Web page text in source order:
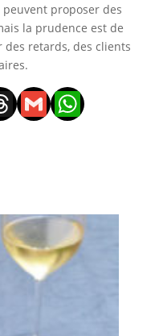
proposer des
la prudence est de
des retards, des clients
Gmail